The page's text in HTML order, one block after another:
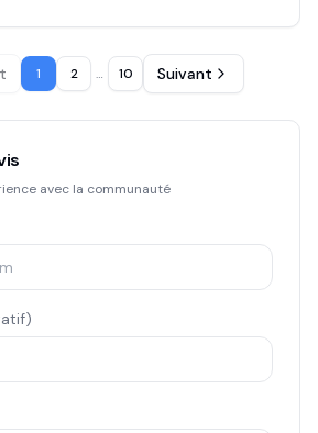
1 2 … 10 Suivant
avec la communauté